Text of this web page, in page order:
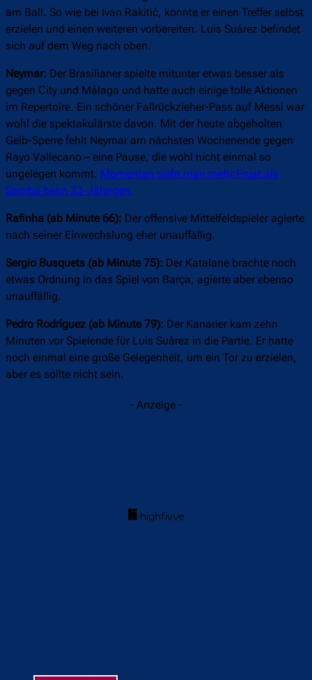
am Ball. So wie bei Ivan Rakitić, konnte er einen Treffer selbst
erzielen und einen weiteren vorbereiten. Luis Suárez befindet
sich auf dem Weg nach oben.
Neymar: Der Brasilianer spielte mitunter etwas besser als
gegen City und Málaga und hatte auch einige tolle Aktionen
im Repertoire. Ein schöner Fallrückzieher-Pass auf Messi war
wohl die spektakulärste davon. Mit der heute abgeholten
Gelb-Sperre fehlt Neymar am nächsten Wochenende gegen
Rayo Vallecano – eine Pause, die wohl nicht einmal so
ungelegen kommt. Momentan sieht man mehr Frust als
Samba beim 23-Jährigen.
Rafinha (ab Minute 66): Der offensive Mittelfeldspieler agierte
nach seiner Einwechslung eher unauffällig.
Sergio Busquets (ab Minute 75): Der Katalane brachte noch
etwas Ordnung in das Spiel von Barça, agierte aber ebenso
unauffällig.
Pedro Rodríguez (ab Minute 79): Der Kanarier kam zehn
Minuten vor Spielende für Luis Suárez in die Partie. Er hatte
noch einmal eine große Gelegenheit, um ein Tor zu erzielen,
aber es sollte nicht sein.
- Anzeige -